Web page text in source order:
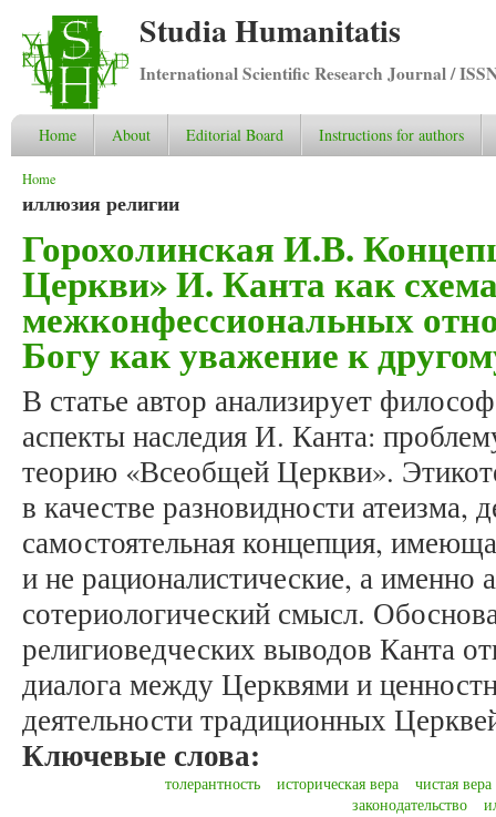
Studia Humanitatis
International Scientific Research Journal /
Home About Editorial Board Instructions for authors
You are here
Home
иллюзия религии
Горохолинская И.В.
Церкви» И. Канта как
межконфессиональных
Богу как уважение к
В статье автор анализирует
аспекты наследия И. Канта:
теорию «Всеобщей Церкви».
в качестве разновидности атеизма,
самостоятельная концепция,
и не рационалистические, а именно
сотериологический смысл.
религиоведческих выводов Канта
диалога между Церквями и
деятельности традиционных
Ключевые слова:
толерантность историческая вера
чистая вера
законодательство